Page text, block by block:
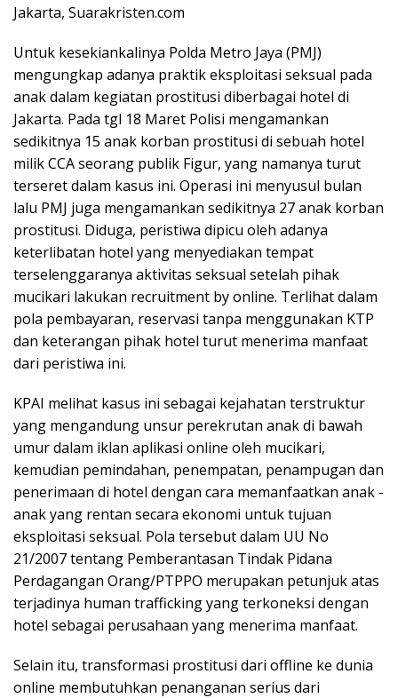
Jakarta, Suarakristen.com
Untuk kesekiankalinya Polda Metro Jaya (PMJ)
mengungkap adanya praktik eksploitasi seksual pada
anak dalam kegiatan prostitusi diberbagai hotel di
Jakarta. Pada tgl 18 Maret Polisi mengamankan
sedikitnya 15 anak korban prostitusi di sebuah hotel
milik CCA seorang publik Figur, yang namanya turut
terseret dalam kasus ini. Operasi ini menyusul bulan
lalu PMJ juga mengamankan sedikitnya 27 anak korban
prostitusi. Diduga, peristiwa dipicu oleh adanya
keterlibatan hotel yang menyediakan tempat
terselenggaranya aktivitas seksual setelah pihak
mucikari lakukan recruitment by online. Terlihat dalam
pola pembayaran, reservasi tanpa menggunakan KTP
dan keterangan pihak hotel turut menerima manfaat
dari peristiwa ini.
KPAI melihat kasus ini sebagai kejahatan terstruktur
yang mengandung unsur perekrutan anak di bawah
umur dalam iklan aplikasi online oleh mucikari,
kemudian pemindahan, penempatan, penampugan dan
penerimaan di hotel dengan cara memanfaatkan anak -
anak yang rentan secara ekonomi untuk tujuan
eksploitasi seksual. Pola tersebut dalam UU No
21/2007 tentang Pemberantasan Tindak Pidana
Perdagangan Orang/PTPPO merupakan petunjuk atas
terjadinya human trafficking yang terkoneksi dengan
hotel sebagai perusahaan yang menerima manfaat.
Selain itu, transformasi prostitusi dari offline ke dunia
online membutuhkan penanganan serius dari